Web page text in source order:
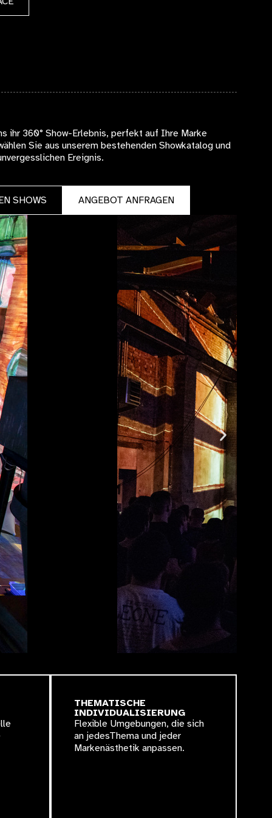
ihr 360° Show-Erlebnis, perfekt auf Ihre Marke
Sie aus unserem bestehenden Showkatalog und
Ereignis.
SHOWS ANGEBOT ANFRAGEN
THEMATISCHE
INDIVIDUALISIERUNG
Flexible Umgebungen, die sich
an jedesThema und jeder
Markenästhetik anpassen.